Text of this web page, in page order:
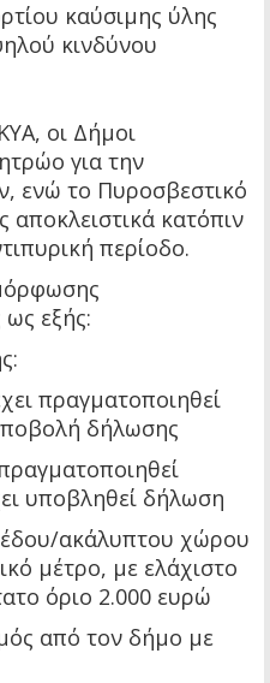
καύσιμης ύλης
κινδύνου
οι Δήμοι
για την
ενώ το Πυροσβεστικό
αποκλειστικά κατόπιν
περίοδο.
εξής:
πραγματοποιηθεί
δήλωσης
υποβληθεί δήλωση
ακάλυπτου χώρου
μέτρο, με ελάχιστο
όριο 2.000 ευρώ
από τον δήμο με